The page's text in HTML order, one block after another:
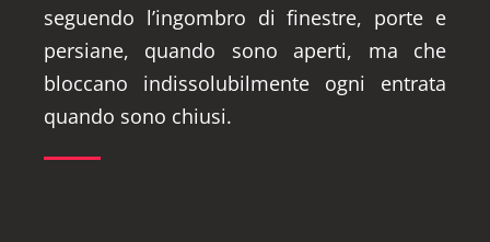
seguendo l’ingombro di finestre, porte e
persiane, quando sono aperti, ma che
bloccano indissolubilmente ogni entrata
quando sono chiusi.